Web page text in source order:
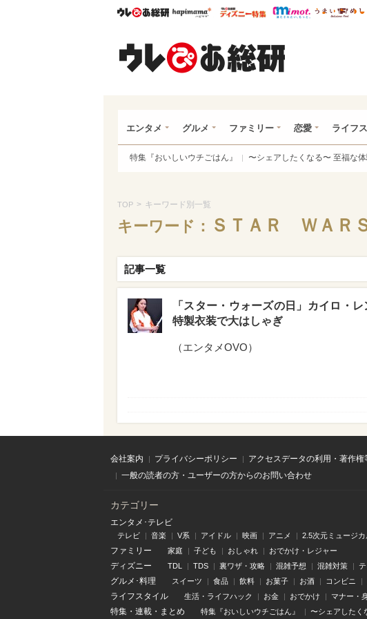
ウレぴあ総研ハピママ* ウレぴあ総研 ディ
mimot.
エンタメ グルメ ファミリー 恋愛 ライフ
特集『おいしいウチごはん』 〜シェアしたくなる〜 至福な
TOP > キーワード別一覧
キーワード： ＳＴＡＲ ＷＡＲ
記事一覧
「スター・ウォーズの日」カイロ・
特製衣装で大はしゃぎ
（エンタメOVO）
会社案内 プライバシーポリシー アクセスデータの利用・著作権
一般の読者の方・ユーザーの方からのお問い合わせ
カテゴリー
エンタメ･テレビ
テレビ 音楽 V系 アイドル 映画 アニメ 2.5次元ミュージカ
ファミリー 家庭 子ども おしゃれ おでかけ・レジャー
ディズニー TDL TDS 裏ワザ・攻略 混雑予想 混雑対策
グルメ･料理 スイーツ 食品 飲料 お菓子 お酒 コンビニ
ライフスタイル 生活・ライフハック お金 おでかけ マナー・
特集 ・ 連載 ・ まとめ 特集『おいしいウチごはん』 〜シェアしたく